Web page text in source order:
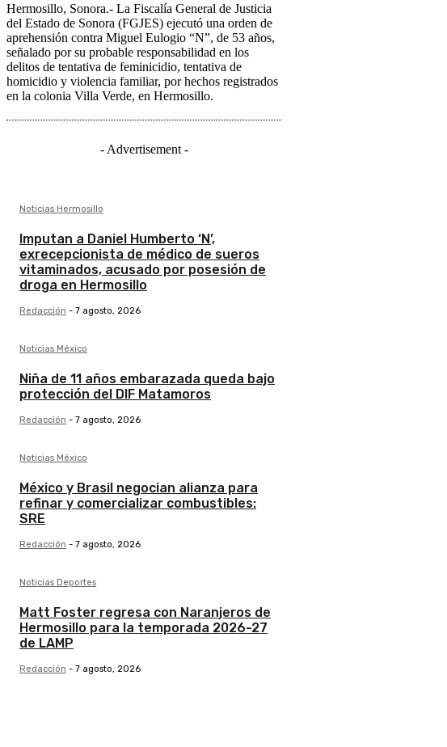
Hermosillo, Sonora.- La Fiscalía General de Justicia
del Estado de Sonora (FGJES) ejecutó una orden de
aprehensión contra Miguel Eulogio “N”, de 53 años,
señalado por su probable responsabilidad en los
delitos de tentativa de feminicidio, tentativa de
homicidio y violencia familiar, por hechos registrados
en la colonia Villa Verde, en Hermosillo.
- Advertisement -
Noticias Hermosillo
Imputan a Daniel Humberto ‘N’,
exrecepcionista de médico de sueros
vitaminados, acusado por posesión de
droga en Hermosillo
Redacción - 7 agosto, 2026
Noticias México
Niña de 11 años embarazada queda bajo
protección del DIF Matamoros
Redacción - 7 agosto, 2026
Noticias México
México y Brasil negocian alianza para
refinar y comercializar combustibles:
SRE
Redacción - 7 agosto, 2026
Noticias Deportes
Matt Foster regresa con Naranjeros de
Hermosillo para la temporada 2026-27
de LAMP
Redacción - 7 agosto, 2026